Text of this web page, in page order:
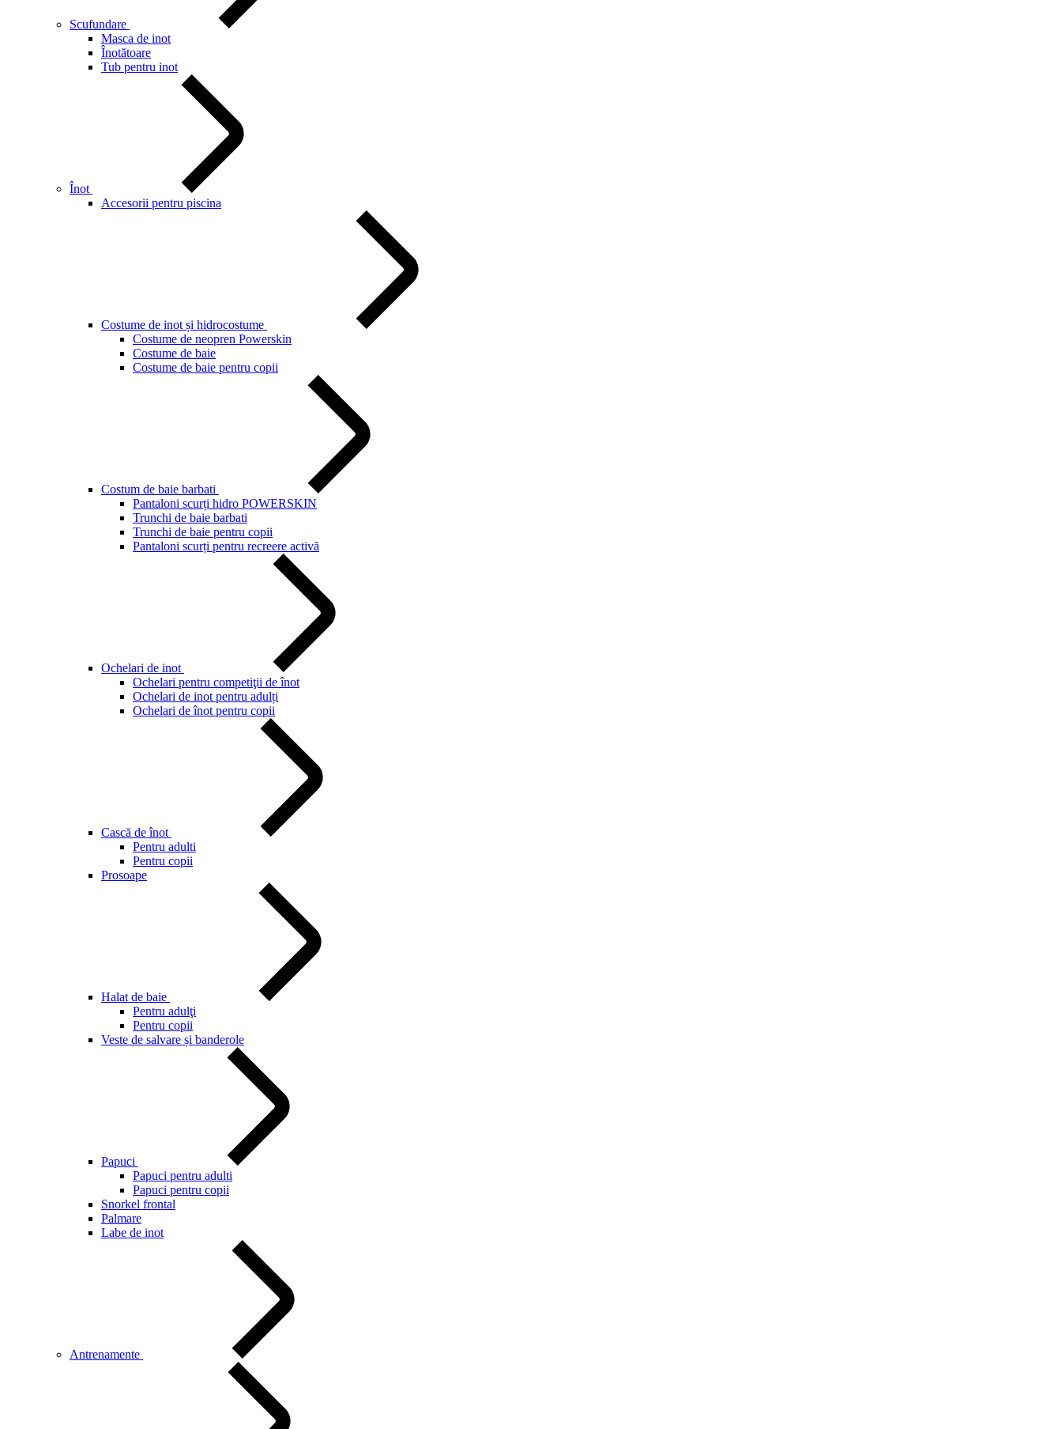
Scufundare
Masca de inot
Înotătoare
Tub pentru inot
Înot
Accesorii pentru piscina
Costume de inot și hidrocostume
Costume de neopren Powerskin
Costume de baie
Costume de baie pentru copii
Costum de baie barbati
Pantaloni scurți hidro POWERSKIN
Trunchi de baie barbati
Trunchi de baie pentru copii
Pantaloni scurți pentru recreere activă
Ochelari de inot
Ochelari pentru competiţii de înot
Ochelari de inot pentru adulți
Ochelari de înot pentru copii
Cască de înot
Pentru adulti
Pentru copii
Prosoape
Halat de baie
Pentru adulţi
Pentru copii
Veste de salvare și banderole
Papuci
Papuci pentru adulti
Papuci pentru copii
Snorkel frontal
Palmare
Labe de inot
Antrenamente